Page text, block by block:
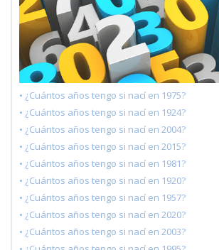
• ¿Cuántos años tengo si nací en 1975?
• ¿Cuántos años tengo si nací en 1924?
• ¿Cuántos años tengo si nací en 2004?
• ¿Cuántos años tengo si nací en 2015?
• ¿Cuántos años tengo si nací en 1981?
• ¿Cuántos años tengo si nací en 1920?
• ¿Cuántos años tengo si nací en 1957?
• ¿Cuántos años tengo si nací en 2020?
• ¿Cuántos años tengo si nací en 2003?